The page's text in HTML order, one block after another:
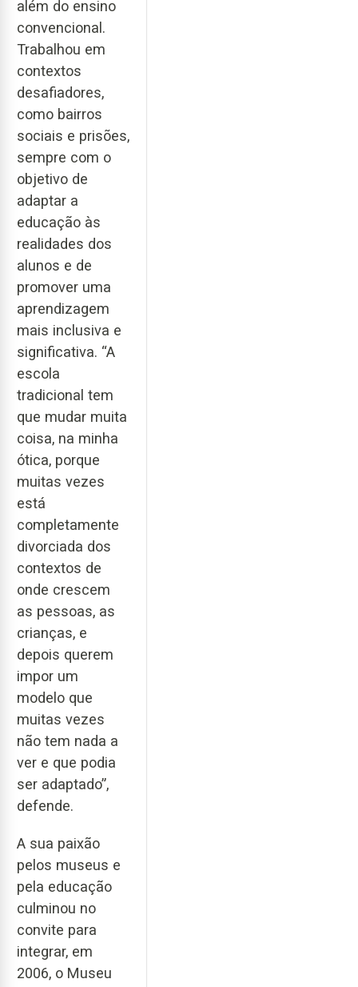
além do ensino
convencional.
Trabalhou em
contextos
desafiadores,
como bairros
sociais e prisões,
sempre com o
objetivo de
adaptar a
educação às
realidades dos
alunos e de
promover uma
aprendizagem
mais inclusiva e
significativa. “A
escola
tradicional tem
que mudar muita
coisa, na minha
ótica, porque
muitas vezes
está
completamente
divorciada dos
contextos de
onde crescem
as pessoas, as
crianças, e
depois querem
impor um
modelo que
muitas vezes
não tem nada a
ver e que podia
ser adaptado”,
defende.
A sua paixão
pelos museus e
pela educação
culminou no
convite para
integrar, em
2006, o Museu